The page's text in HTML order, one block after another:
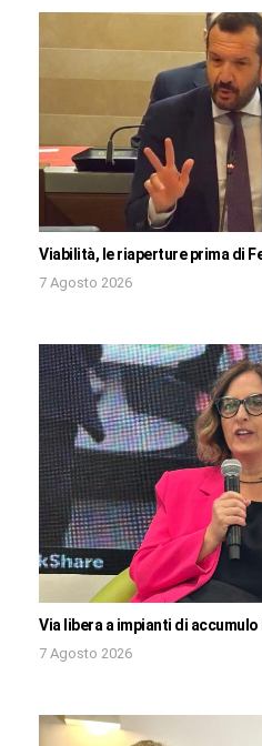
Viabilità, le riaperture prima di
7 Agosto 2026
Via libera a impianti di
7 Agosto 2026